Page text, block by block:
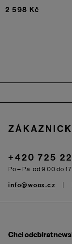
2 598 Kč
+420 725
Po – Pá: od 9.00 do
info@woox.cz
Chci odebírat